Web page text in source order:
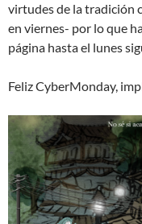
virtudes de la tradición
en viernes- por lo que
página hasta el lunes
Feliz CyberMonday,